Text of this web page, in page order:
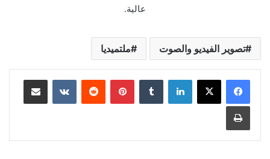
عالية.
تصوير الفيديو والصوت ملتميديا
لينكدإن بينتيريست مشاركة عبر البريد
طباعة